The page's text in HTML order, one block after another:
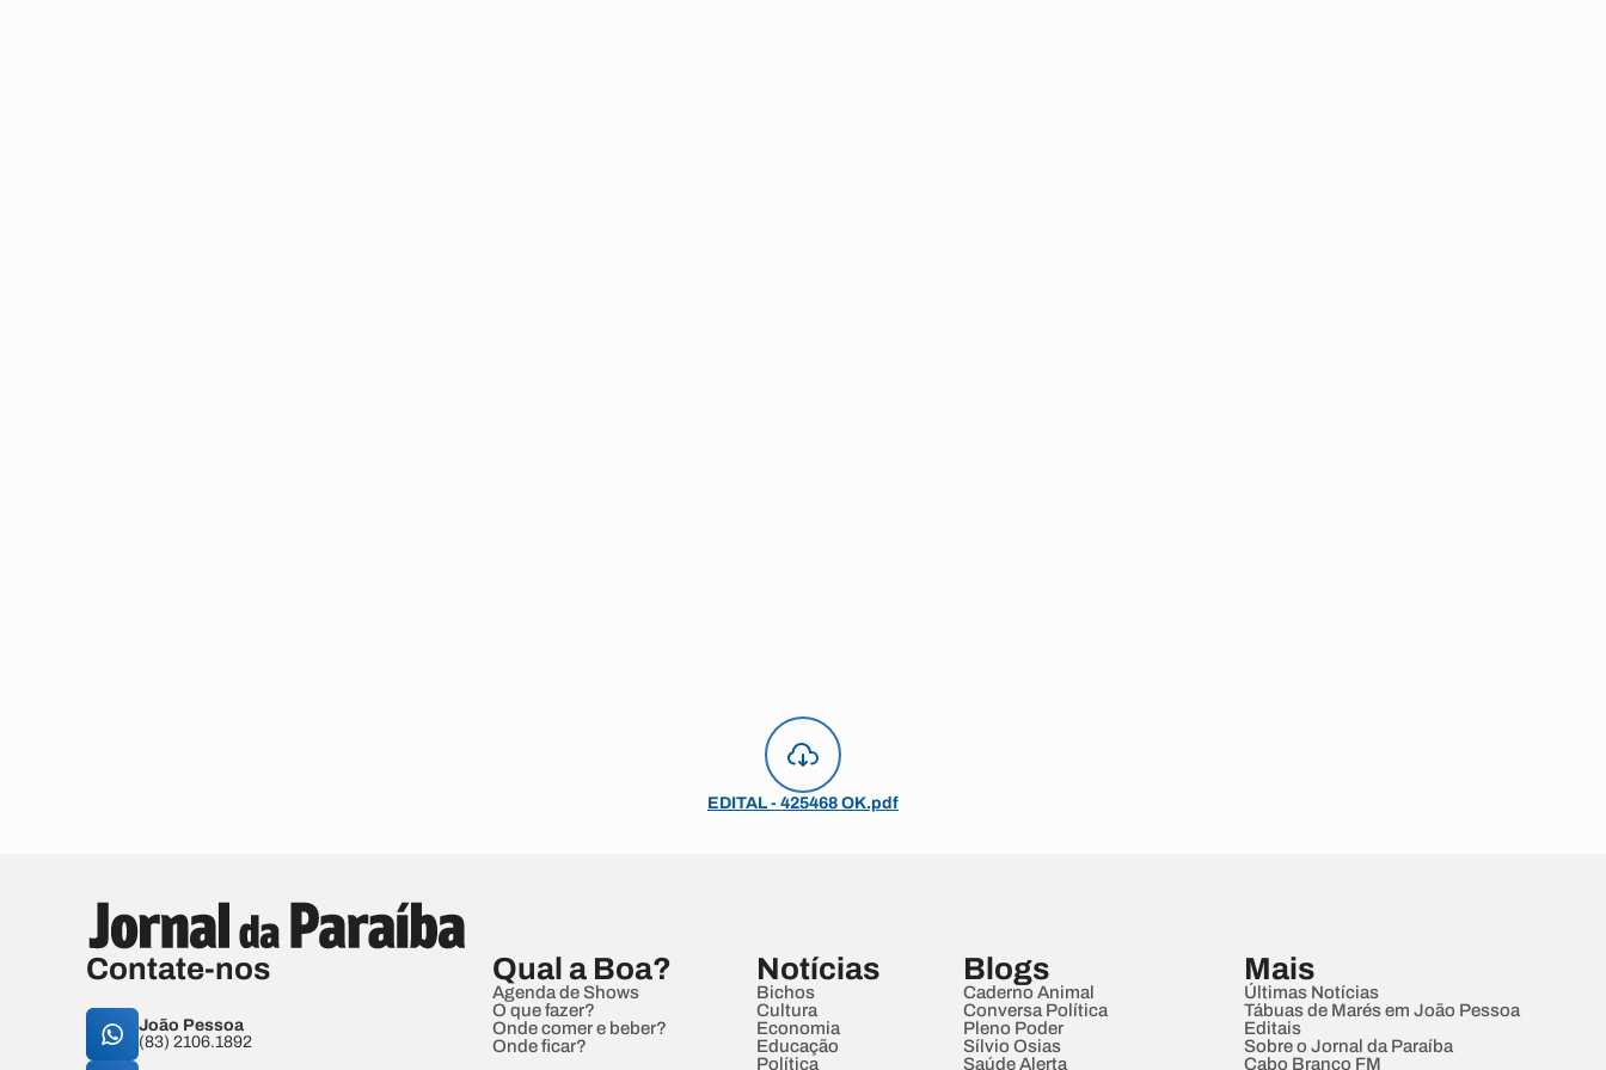
EDITAL - 425468 OK.pdf
Contate-nos
João Pessoa
(83) 2106.1892
Qual a Boa?
Agenda de Shows
O que fazer?
Onde comer e beber?
Onde ficar?
Notícias
Bichos
Cultura
Economia
Educação
Política
Blogs
Caderno Animal
Conversa Política
Pleno Poder
Sílvio Osias
Saúde Alerta
Mais
Últimas Notícias
Tábuas de Marés em João Pessoa
Editais
Sobre o Jornal da Paraíba
Cabo Branco FM